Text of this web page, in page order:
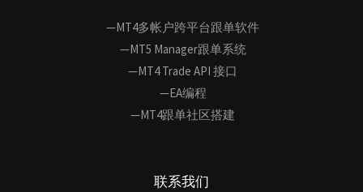
—MT4多帐户跨平台跟单软件
—MT5 Manager跟单系统
—MT4 Trade API 接口
—EA编程
—MT4跟单社区搭建
联系我们